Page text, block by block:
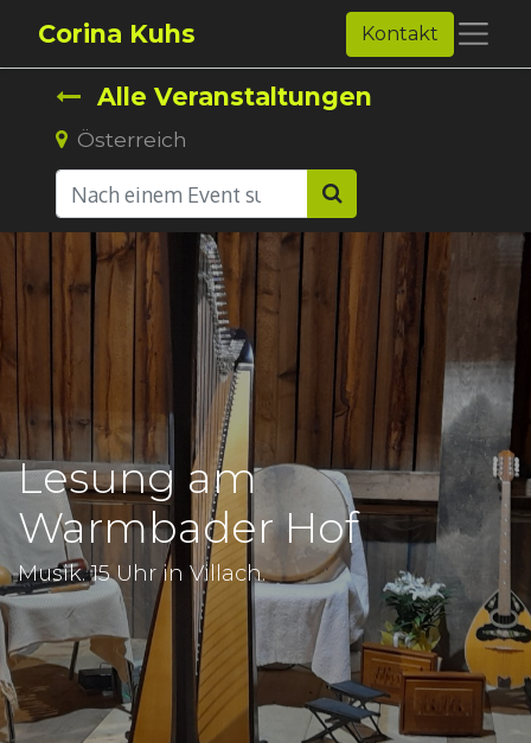
Corina Kuhs Kontakt
Alle Veranstaltungen
Österreich
Lesung am
Warmbader Hof
Musik. 15 Uhr in Villach.